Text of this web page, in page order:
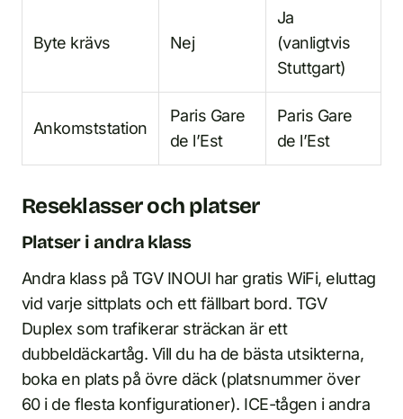
Byte krävs Nej
Ja
(vanligtvis
Stuttgart)
Ankomststation
Paris Gare
de l’Est
Paris Gare
de l’Est
Reseklasser och platser
Platser i andra klass
Andra klass på TGV INOUI har gratis WiFi, eluttag
vid varje sittplats och ett fällbart bord. TGV
Duplex som trafikerar sträckan är ett
dubbeldäckartåg. Vill du ha de bästa utsikterna,
boka en plats på övre däck (platsnummer över
60 i de flesta konfigurationer). ICE-tågen i andra